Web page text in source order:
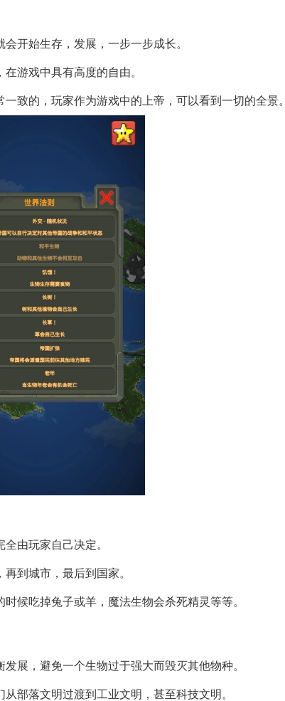
开始生存，发展，一步一步成长。
游戏中具有高度的自由。
致的，玩家作为游戏中的上帝，可以看到一切的全景。
由玩家自己决定。
到城市，最后到国家。
候吃掉兔子或羊，魔法生物会杀死精灵等等。
展，避免一个生物过于强大而毁灭其他物种。
部落文明过渡到工业文明，甚至科技文明。